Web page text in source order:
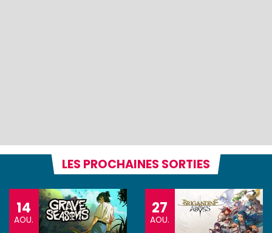
LES PROCHAINES SORTIES
14
AOU.
27
AOU.